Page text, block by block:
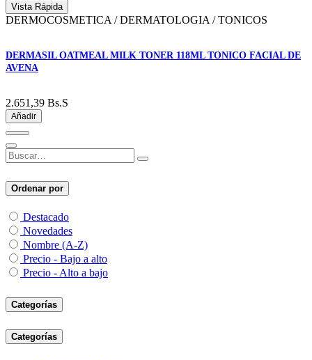
Vista Rápida
DERMOCOSMETICA / DERMATOLOGIA / TONICOS
DERMASIL OATMEAL MILK TONER 118ML TONICO FACIAL DE
AVENA
2.651,39 Bs.S
Añadir
Ordenar por
Destacado
Novedades
Nombre (A-Z)
Precio - Bajo a alto
Precio - Alto a bajo
Categorías
Categorías